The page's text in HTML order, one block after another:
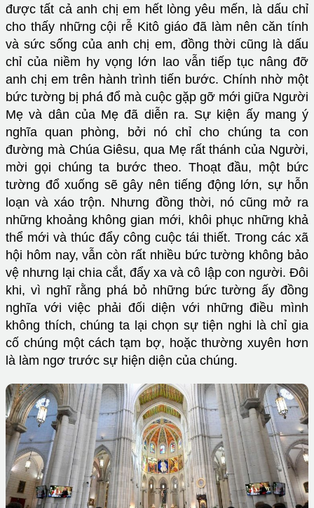
được tất cả anh chị em hết lòng yêu mến, là dấu chỉ
cho thấy những cội rễ Kitô giáo đã làm nên căn tính
và sức sống của anh chị em, đồng thời cũng là dấu
chỉ của niềm hy vọng lớn lao vẫn tiếp tục nâng đỡ
anh chị em trên hành trình tiến bước. Chính nhờ một
bức tường bị phá đổ mà cuộc gặp gỡ mới giữa Người
Mẹ và dân của Mẹ đã diễn ra. Sự kiện ấy mang ý
nghĩa quan phòng, bởi nó chỉ cho chúng ta con
đường mà Chúa Giêsu, qua Mẹ rất thánh của Người,
mời gọi chúng ta bước theo. Thoạt đầu, một bức
tường đổ xuống sẽ gây nên tiếng động lớn, sự hỗn
loạn và xáo trộn. Nhưng đồng thời, nó cũng mở ra
những khoảng không gian mới, khôi phục những khả
thể mới và thúc đẩy công cuộc tái thiết. Trong các xã
hội hôm nay, vẫn còn rất nhiều bức tường không bảo
vệ nhưng lại chia cắt, đẩy xa và cô lập con người. Đôi
khi, vì nghĩ rằng phá bỏ những bức tường ấy đồng
nghĩa với việc phải đối diện với những điều mình
không thích, chúng ta lại chọn sự tiện nghi là chỉ gia
cố chúng một cách tạm bợ, hoặc thường xuyên hơn
là làm ngơ trước sự hiện diện của chúng.